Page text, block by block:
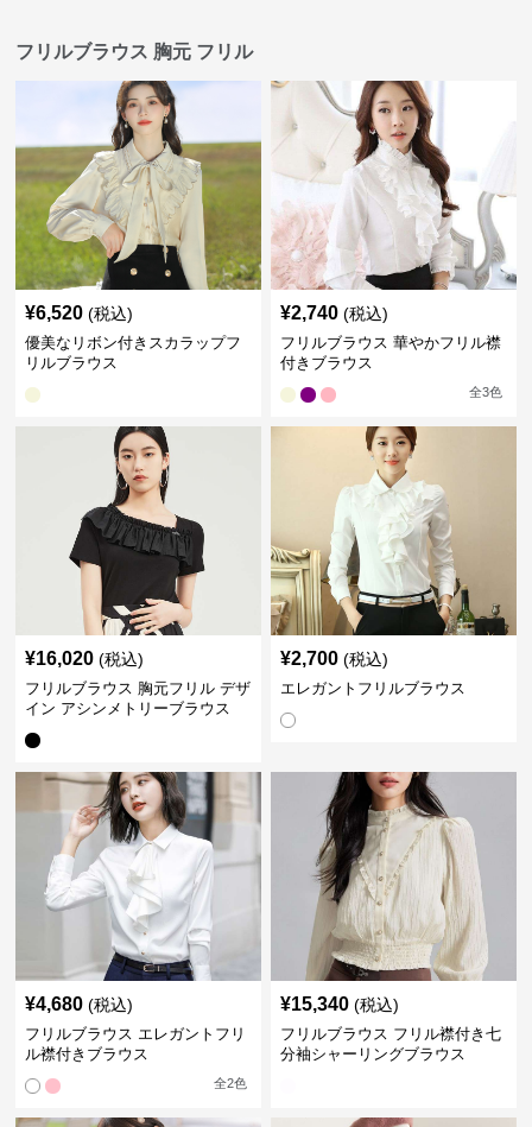
フリルブラウス 胸元 フリル
¥6,520 (税込)
優美なリボン付きスカラップフ
リルブラウス
¥2,740 (税込)
フリルブラウス 華やかフリル襟
付きブラウス
全3色
¥16,020 (税込)
フリルブラウス 胸元フリル デザ
イン アシンメトリーブラウス
¥2,700 (税込)
エレガントフリルブラウス
¥4,680 (税込)
フリルブラウス エレガントフリ
ル襟付きブラウス
全2色
¥15,340 (税込)
フリルブラウス フリル襟付き七
分袖シャーリングブラウス